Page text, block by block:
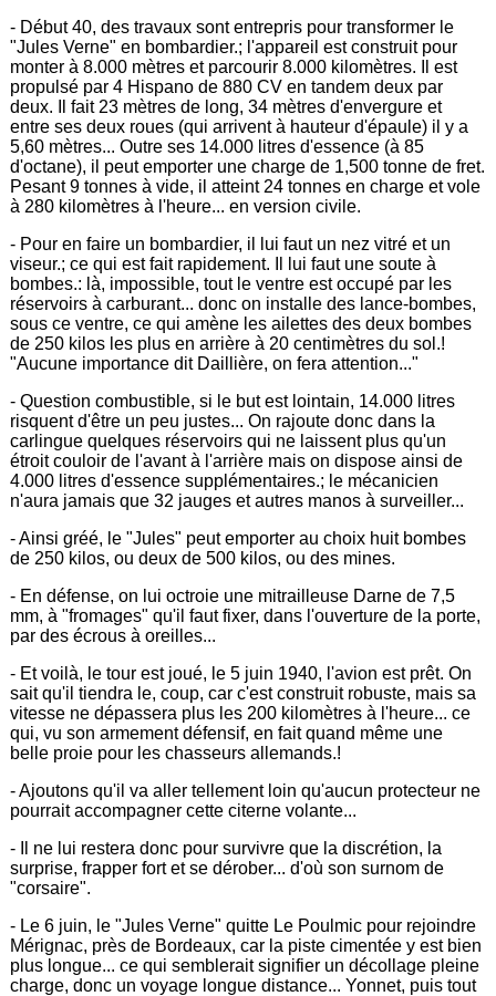
- Début 40, des travaux sont entrepris pour transformer le
"Jules Verne" en bombardier.; l'appareil est construit pour
monter à 8.000 mètres et parcourir 8.000 kilomètres. Il est
propulsé par 4 Hispano de 880 CV en tandem deux par
deux. Il fait 23 mètres de long, 34 mètres d'envergure et
entre ses deux roues (qui arrivent à hauteur d'épaule) il y a
5,60 mètres... Outre ses 14.000 litres d'essence (à 85
d'octane), il peut emporter une charge de 1,500 tonne de fret.
Pesant 9 tonnes à vide, il atteint 24 tonnes en charge et vole
à 280 kilomètres à l'heure... en version civile.
- Pour en faire un bombardier, il lui faut un nez vitré et un
viseur.; ce qui est fait rapidement. Il lui faut une soute à
bombes.: là, impossible, tout le ventre est occupé par les
réservoirs à carburant... donc on installe des lance-bombes,
sous ce ventre, ce qui amène les ailettes des deux bombes
de 250 kilos les plus en arrière à 20 centimètres du sol.!
"Aucune importance dit Daillière, on fera attention..."
- Question combustible, si le but est lointain, 14.000 litres
risquent d'être un peu justes... On rajoute donc dans la
carlingue quelques réservoirs qui ne laissent plus qu'un
étroit couloir de l'avant à l'arrière mais on dispose ainsi de
4.000 litres d'essence supplémentaires.; le mécanicien
n'aura jamais que 32 jauges et autres manos à surveiller...
- Ainsi gréé, le "Jules" peut emporter au choix huit bombes
de 250 kilos, ou deux de 500 kilos, ou des mines.
- En défense, on lui octroie une mitrailleuse Darne de 7,5
mm, à "fromages" qu'il faut fixer, dans l'ouverture de la porte,
par des écrous à oreilles...
- Et voilà, le tour est joué, le 5 juin 1940, l'avion est prêt. On
sait qu'il tiendra le, coup, car c'est construit robuste, mais sa
vitesse ne dépassera plus les 200 kilomètres à l'heure... ce
qui, vu son armement défensif, en fait quand même une
belle proie pour les chasseurs allemands.!
- Ajoutons qu'il va aller tellement loin qu'aucun protecteur ne
pourrait accompagner cette citerne volante...
- Il ne lui restera donc pour survivre que la discrétion, la
surprise, frapper fort et se dérober... d'où son surnom de
"corsaire".
- Le 6 juin, le "Jules Verne" quitte Le Poulmic pour rejoindre
Mérignac, près de Bordeaux, car la piste cimentée y est bien
plus longue... ce qui semblerait signifier un décollage pleine
charge, donc un voyage longue distance... Yonnet, puis tout